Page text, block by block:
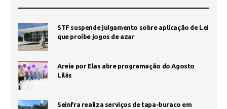
STF suspende julgamento sobre aplicação de Lei
que proíbe jogos de azar
Areia por Elas abre programação do Agosto
Lilás
Seinfra realiza serviços de tapa-buraco em